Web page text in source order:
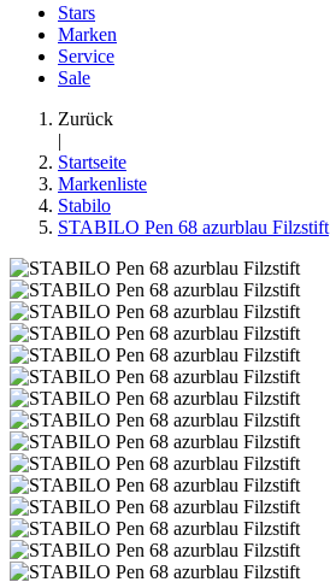
Stars
Marken
Service
Sale
Zurück
|
Startseite
Markenliste
Stabilo
STABILO Pen 68 azurblau Filzstift